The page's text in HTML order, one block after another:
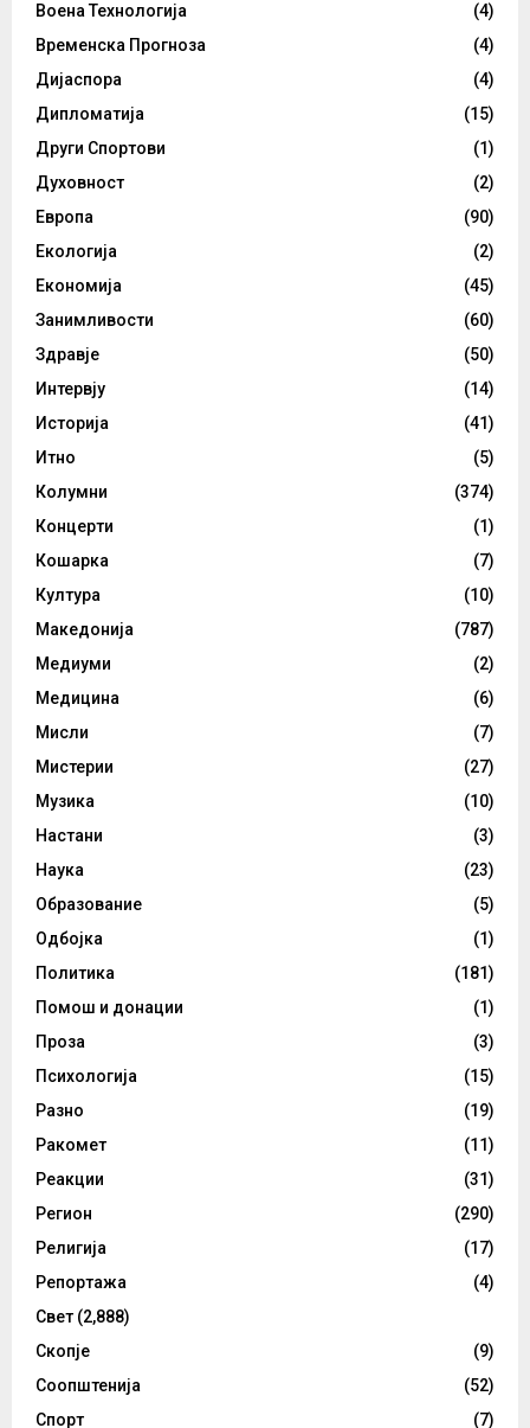
Воена Технологија
(4)
Временска Прогноза
(4)
Дијаспора
(4)
Дипломатија
(15)
Други Спортови
(1)
Духовност
(2)
Европа
(90)
Екологија
(2)
Економија
(45)
Занимливости
(60)
Здравје
(50)
Интервју
(14)
Историја
(41)
Итно
(5)
Колумни
(374)
Концерти
(1)
Кошарка
(7)
Култура
(10)
Македонија
(787)
Медиуми
(2)
Медицина
(6)
Мисли
(7)
Мистерии
(27)
Музика
(10)
Настани
(3)
Наука
(23)
Образование
(5)
Одбојка
(1)
Политика
(181)
Помош и донации
(1)
Проза
(3)
Психологија
(15)
Разно
(19)
Ракомет
(11)
Реакции
(31)
Регион
(290)
Религија
(17)
Репортажа
(4)
Свет (2,888)
Скопје
(9)
Соопштенија
(52)
Спорт
(7)